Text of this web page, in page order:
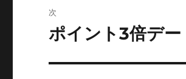
ゲ
稿:
次
次
投
ポイント3倍デー